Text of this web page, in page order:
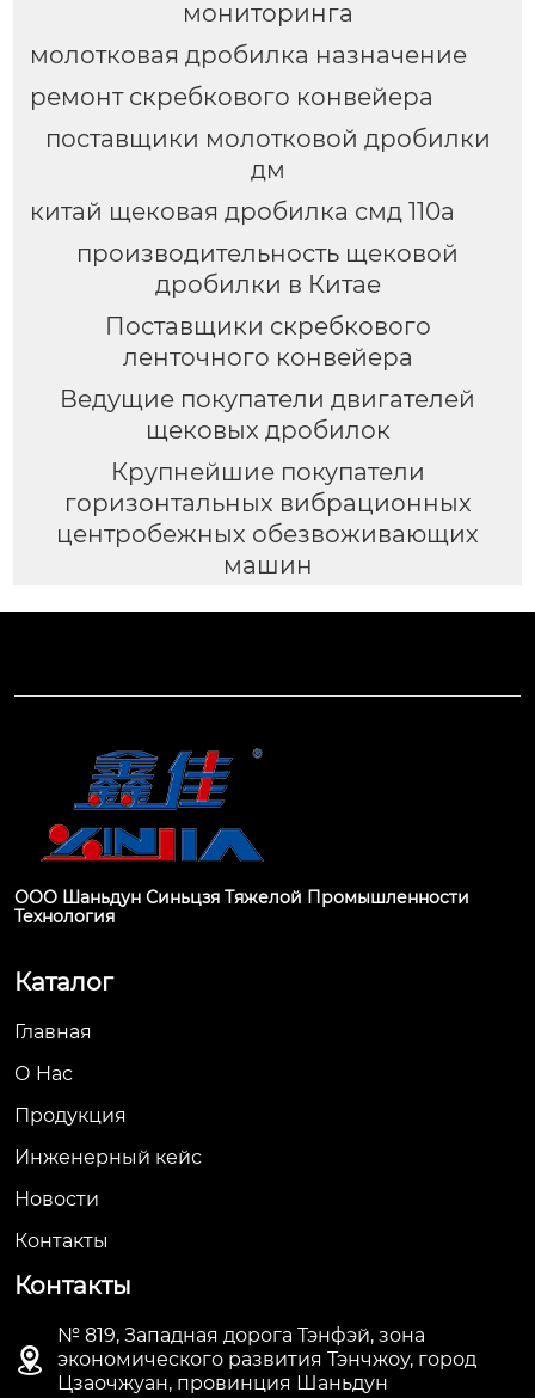
мониторинга
молотковая дробилка назначение
ремонт скребкового конвейера
поставщики молотковой дробилки
дм
китай щековая дробилка смд 110а
производительность щековой
дробилки в Китае
Поставщики скребкового
ленточного конвейера
Ведущие покупатели двигателей
щековых дробилок
Крупнейшие покупатели
горизонтальных вибрационных
центробежных обезвоживающих
машин
ООО Шаньдун Синьцзя Тяжелой Промышленности
Технология
Каталог
Главная
О Hас
Продукция
Инженерный кейс
Новости
Контакты
Контакты

№ 819, Западная дорога Тэнфэй, зона
экономического развития Тэнчжоу, город
Цзаочжуан, провинция Шаньдун